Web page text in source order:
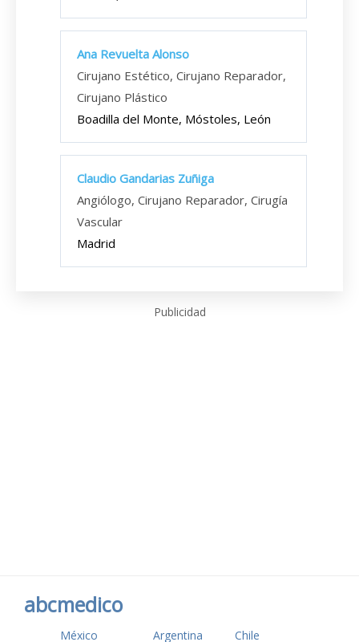
Ana Revuelta Alonso
Cirujano Estético, Cirujano Reparador,
Cirujano Plástico
Boadilla del Monte, Móstoles, León
Claudio Gandarias Zuñiga
Angiólogo, Cirujano Reparador, Cirugía
Vascular
Madrid
Publicidad
abcmedico
México Argentina Chile